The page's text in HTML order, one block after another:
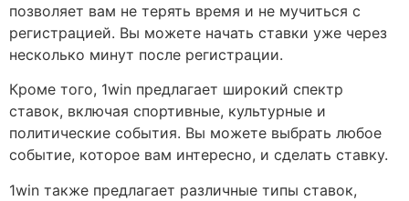
позволяет вам не терять время и не мучиться с
регистрацией. Вы можете начать ставки уже через
несколько минут после регистрации.
Кроме того, 1win предлагает широкий спектр
ставок, включая спортивные, культурные и
политические события. Вы можете выбрать любое
событие, которое вам интересно, и сделать ставку.
1win также предлагает различные типы ставок,